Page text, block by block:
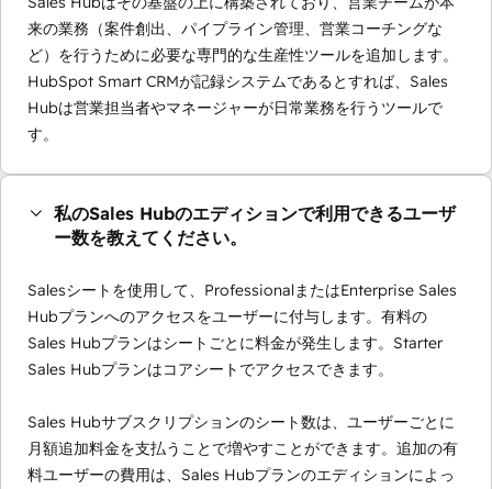
来の業務（案件創出、パイプライン管理、営業コーチングな
ど）を行うために必要な専門的な生産性ツールを追加します。
HubSpot Smart CRMが記録システムであるとすれば、Sales
Hubは営業担当者やマネージャーが日常業務を行うツールで
す。
私のSales Hubのエディションで利用できるユーザ
ー数を教えてください。
Salesシートを使用して、ProfessionalまたはEnterprise Sales
Hubプランへのアクセスをユーザーに付与します。有料の
Sales Hubプランはシートごとに料金が発生します。Starter
Sales Hubプランはコアシートでアクセスできます。
Sales Hubサブスクリプションのシート数は、ユーザーごとに
月額追加料金を支払うことで増やすことができます。追加の有
料ユーザーの費用は、Sales Hubプランのエディションによっ